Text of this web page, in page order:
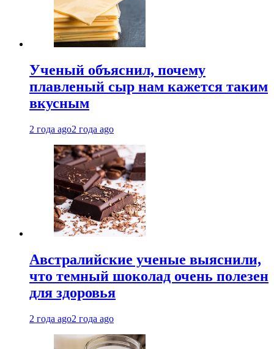
Ученый объяснил, почему
плавленый сыр нам кажется таким
вкусным
2 года ago2 года ago
Австралийские ученые выяснили,
что темный шоколад очень полезен
для здоровья
2 года ago2 года ago